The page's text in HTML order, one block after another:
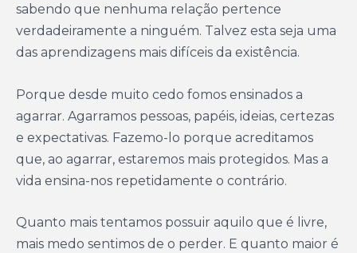
sabendo que nenhuma relação pertence
verdadeiramente a ninguém. Talvez esta seja uma
das aprendizagens mais difíceis da existência.
Porque desde muito cedo fomos ensinados a
agarrar. Agarramos pessoas, papéis, ideias, certezas
e expectativas. Fazemo-lo porque acreditamos
que, ao agarrar, estaremos mais protegidos. Mas a
vida ensina-nos repetidamente o contrário.
Quanto mais tentamos possuir aquilo que é livre,
mais medo sentimos de o perder. E quanto maior é